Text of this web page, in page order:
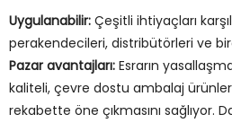
Uygulanabilir: Çeşitli ihtiyaçları
perakendecileri, distribütörleri ve
Pazar avantajları: Esrarın
kaliteli, çevre dostu ambalaj
rekabette öne çıkmasını sağlıyor.